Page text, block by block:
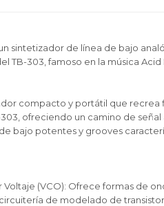
sintetizador de línea de bajo
TB-303, famoso en la música Acid
compacto y portátil que recrea
ofreciendo un camino de señal
bajo potentes y grooves
(VCO): Ofrece formas de
de modelado de